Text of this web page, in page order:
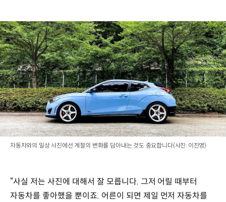
자동차와의 일상 사진에선 계절의 변화를 담아내는 것도 중요합니다(사진: 이진영)
“사실 저는 사진에 대해서 잘 모릅니다. 그저 어릴 때부터
자동차를 좋아했을 뿐이죠. 어른이 되면 제일 먼저 자동차를